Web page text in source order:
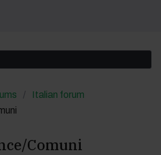
Italian forum
Comuni